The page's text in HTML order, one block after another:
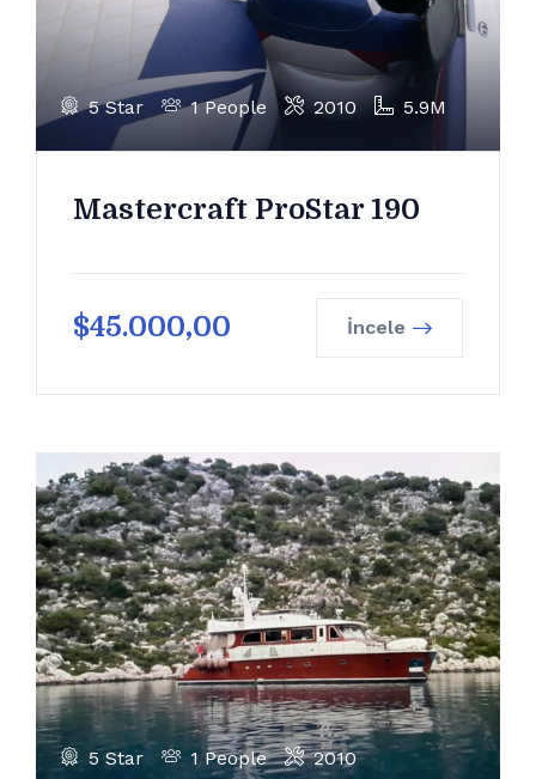
5 Star 1 People 2010 5.9M
Mastercraft ProStar 190
$45.000,00 İncele
5 Star 1 People 2010